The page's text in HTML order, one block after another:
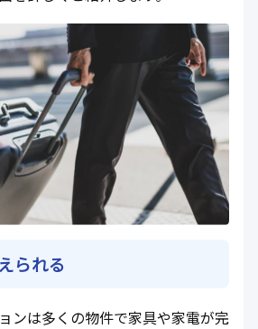
られる
ンは多くの物件で家具や家電が完